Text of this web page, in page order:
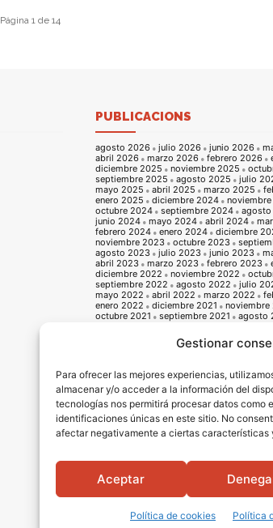
Gestionar
Para ofrecer las mejores experiencias,
almacenar y/o acceder a la información del
tecnologías nos permitirá procesar datos como
identificaciones únicas en este sitio. No
afectar negativamente a ciertas características
Aceptar
Política de cookies Política
Página 1 de 14
PUBLICACIONS
agosto 2026 julio 2026 junio 2026
abril 2026
marzo 2026 febrero 2026
diciembre 2025
noviembre 2025
septiembre 2025
agosto 2025 julio
mayo 2025
abril 2025 marzo 2025
enero 2025
diciembre 2024
octubre 2024
septiembre 2024
junio 2024
mayo 2024 abril 2024
febrero 2024
enero 2024
diciembre
noviembre 2023
octubre 2023
agosto 2023
julio 2023 junio 2023
abril 2023
marzo 2023 febrero 2023
diciembre 2022
noviembre 2022
septiembre 2022
agosto 2022 julio
mayo 2022
abril 2022 marzo 2022
enero 2022
diciembre 2021
noviembre
octubre 2021
septiembre 2021 agosto
enero 2021
octubre 2020
abril 2020
marzo 2020 febrero 2020
diciembre 2019
noviembre 2019
septiembre 2019
agosto 2019 julio
mayo 2019
abril 2019 marzo 2019
enero 2019
diciembre 2018
noviembre
octubre 2018
septiembre 2018 agosto
junio 2018
mayo 2018 abril 2018
febrero 2018
diciembre 2017
junio 2017
mayo 2017 abril 2017
febrero 2017
diciembre
octubre 2016
septiembre 2016 agosto
junio 2016
mayo 2016 abril 2016